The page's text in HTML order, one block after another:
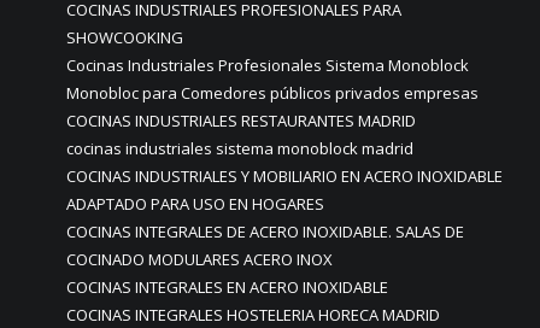
COCINAS INDUSTRIALES PROFESIONALES PARA
SHOWCOOKING
Cocinas Industriales Profesionales Sistema Monoblock
Monobloc para Comedores públicos privados empresas
COCINAS INDUSTRIALES RESTAURANTES MADRID
cocinas industriales sistema monoblock madrid
COCINAS INDUSTRIALES Y MOBILIARIO EN ACERO INOXIDABLE
ADAPTADO PARA USO EN HOGARES
COCINAS INTEGRALES DE ACERO INOXIDABLE. SALAS DE
COCINADO MODULARES ACERO INOX
COCINAS INTEGRALES EN ACERO INOXIDABLE
COCINAS INTEGRALES HOSTELERIA HORECA MADRID